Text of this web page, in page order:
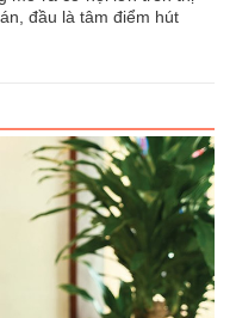
đầu là tâm điểm hút